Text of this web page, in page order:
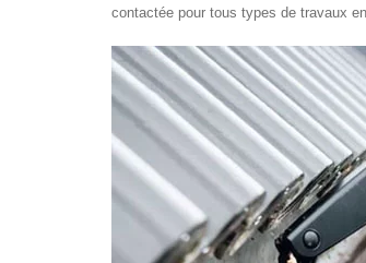
contactée pour tous types de travaux